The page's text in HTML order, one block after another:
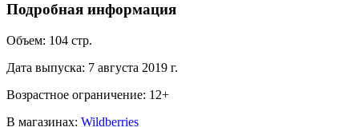
Подробная информация
Объем: 104 стр.
Дата выпуска: 7 августа 2019 г.
Возрастное ограничение: 12+
В магазинах: Wildberries